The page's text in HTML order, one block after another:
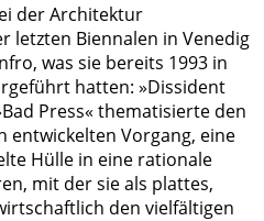
der Architektur
letzten Biennalen in Venedig
was sie bereits 1993 in
hatten: »Dissident
Press« thematisierte den
entwickelten Vorgang, eine
Hülle in eine rationale
mit der sie als plattes,
den vielfältigen